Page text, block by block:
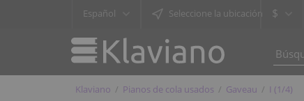
Español Seleccione la ubicación $
Klaviano Pianos de cola usados Gaveau I (1/4)